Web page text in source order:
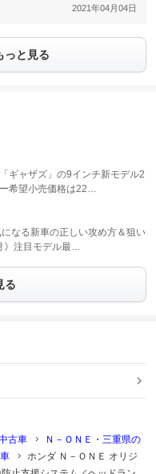
2021年04月04日
っと見る
ギャザズ」の9インチ新モデル2
希望小売価格は22…
になる新車の正しい攻め方＆狙い
》注目モデル最…
る
古車
Ｎ－ＯＮＥ・三重県の
ホンダ Ｎ－ＯＮＥ オリジ